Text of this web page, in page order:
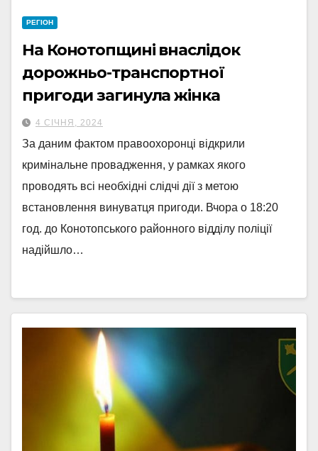
РЕГІОН
На Конотопщині внаслідок
дорожньо-транспортної
пригоди загинула жінка
4 СІЧНЯ, 2024
За даним фактом правоохоронці відкрили
кримінальне провадження, у рамках якого
проводять всі необхідні слідчі дії з метою
встановлення винуватця пригоди. Вчора о 18:20
год. до Конотопського районного відділу поліції
надійшло…